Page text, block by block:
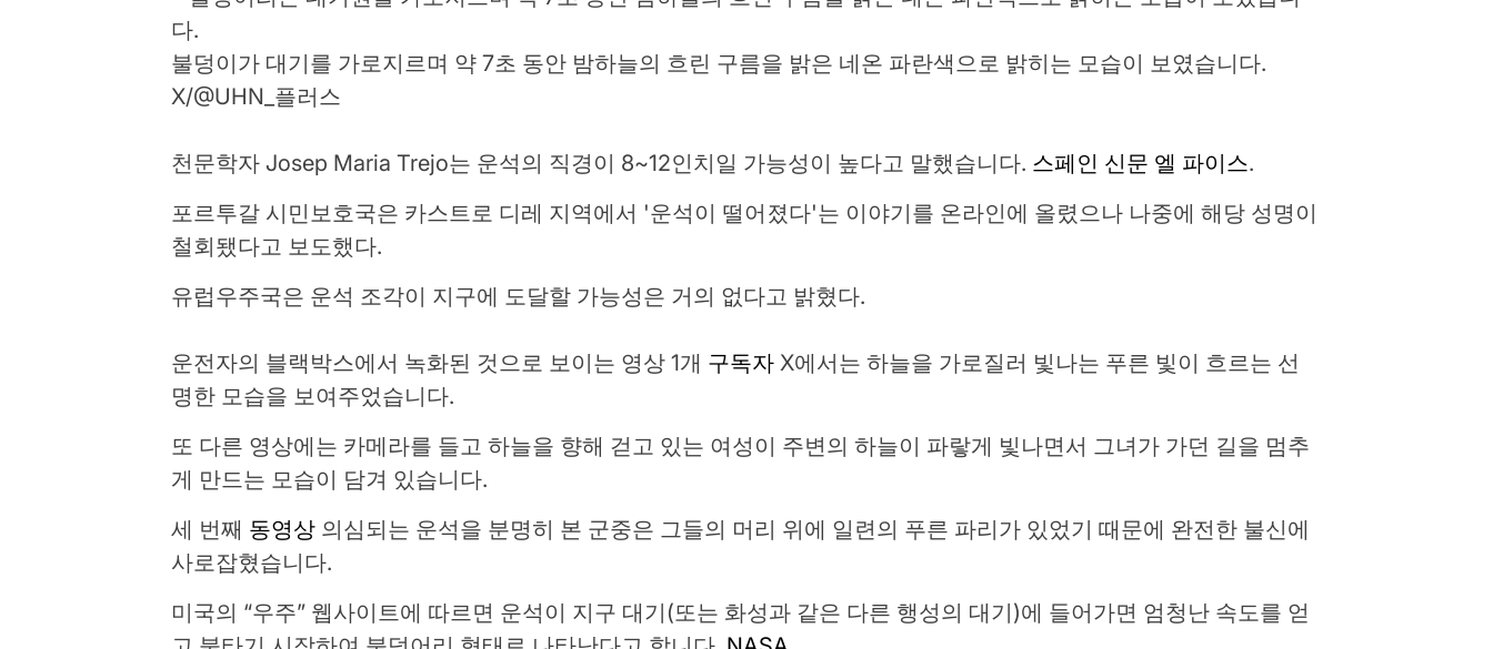
불덩이가 대기를 가로지르며 약 7초 동안 밤하늘의 흐린 구름을 밝은 네온 파란색으로 밝히는 모습이 보였습니다.
X/@UHN_플러스
천문학자 Josep Maria Trejo는 운석의 직경이 8~12인치일 가능성이 높다고 말했습니다. 스페인 신문 엘 파이스.
포르투갈 시민보호국은 카스트로 디레 지역에서 '운석이 떨어졌다'는 이야기를 온라인에 올렸으나 나중에 해당 성명이
철회됐다고 보도했다.
유럽우주국은 운석 조각이 지구에 도달할 가능성은 거의 없다고 밝혔다.
운전자의 블랙박스에서 녹화된 것으로 보이는 영상 1개 구독자X에서는 하늘을 가로질러 빛나는 푸른 빛이 흐르는 선
명한 모습을 보여주었습니다.
또 다른 영상에는 카메라를 들고 하늘을 향해 걷고 있는 여성이 주변의 하늘이 파랗게 빛나면서 그녀가 가던 길을 멈추
게 만드는 모습이 담겨 있습니다.
세 번째 동영상 의심되는 운석을 분명히 본 군중은 그들의 머리 위에 일련의 푸른 파리가 있었기 때문에 완전한 불신에
사로잡혔습니다.
미국의 “우주” 웹사이트에 따르면 운석이 지구 대기(또는 화성과 같은 다른 행성의 대기)에 들어가면 엄청난 속도를 얻